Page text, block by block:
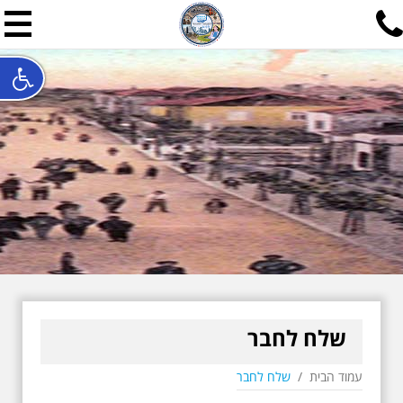
תל אביב שלי
תיור ישראלי בעריכת אילן
האתר המרכזי להיסטוריה של תל אביב ותולדות ארץ ישראל -
חייגו עכשיו:052-7747748
שלחו פנייה: ilan@mytelaviv.co.il
English עברית צור קשר
שלח לחבר
עמוד הבית / שלח לחבר